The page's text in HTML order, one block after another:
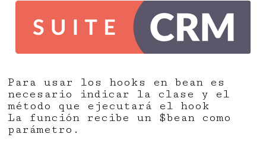
Para usar los hooks en bean es
necesario indicar la clase y el
método que ejecutará el hook
La función recibe un $bean como
parámetro.